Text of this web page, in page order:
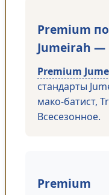
Premium
Jumeirah —
Premium
стандарты
мако-батист,
Всесезонное.
Premium